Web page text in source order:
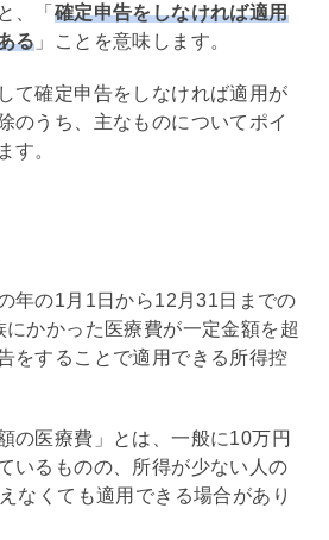
、「 確定申告をしなければ適用
る 」ことを意味します。
て確定申告をしなければ適用が
のうち、主なものについてポイ
す。
年の1月1日から12月31日までの
かかった医療費が一定金額を超
をすることで適用できる所得控
の医療費」とは、一般に10万円
いるものの、所得が少ない人の
なくても適用できる場合があり